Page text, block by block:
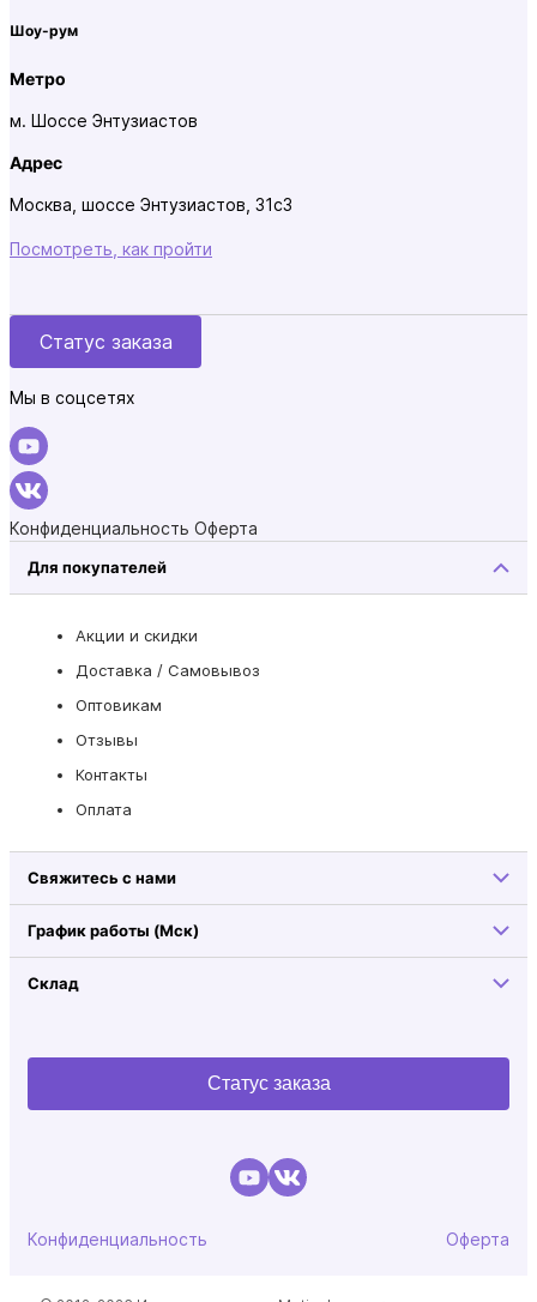
Шоу-рум
Метро
м. Шоссе Энтузиастов
Адрес
Москва, шоссе Энтузиастов, 31с3
Посмотреть, как пройти
Статус заказа
Мы в соцсетях
Конфиденциальность Оферта
Для покупателей
Акции и скидки
Доставка / Самовывоз
Оптовикам
Отзывы
Контакты
Оплата
Свяжитесь с нами
График работы (Мск)
Склад
Статус заказа
Конфиденциальность Оферта